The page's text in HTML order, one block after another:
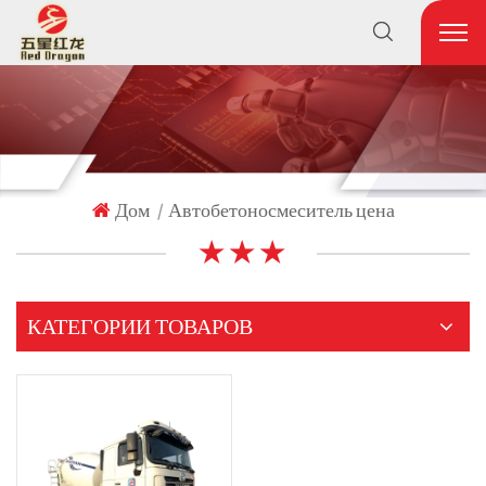
Дом | Автобетоносмеситель цена
★ ★ ★
КАТЕГОРИИ ТОВАРОВ